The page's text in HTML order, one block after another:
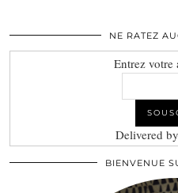
NE RATEZ
Entrez votre
Delivered by
BIENVENUE